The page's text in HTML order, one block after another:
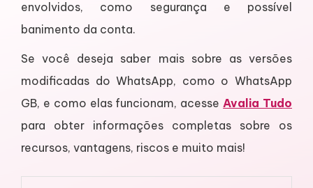
envolvidos, como segurança e possível
banimento da conta.
Se você deseja saber mais sobre as versões
modificadas do WhatsApp, como o WhatsApp
GB, e como elas funcionam, acesseAvalia Tudo
para obter informações completas sobre os
recursos, vantagens, riscos e muito mais!